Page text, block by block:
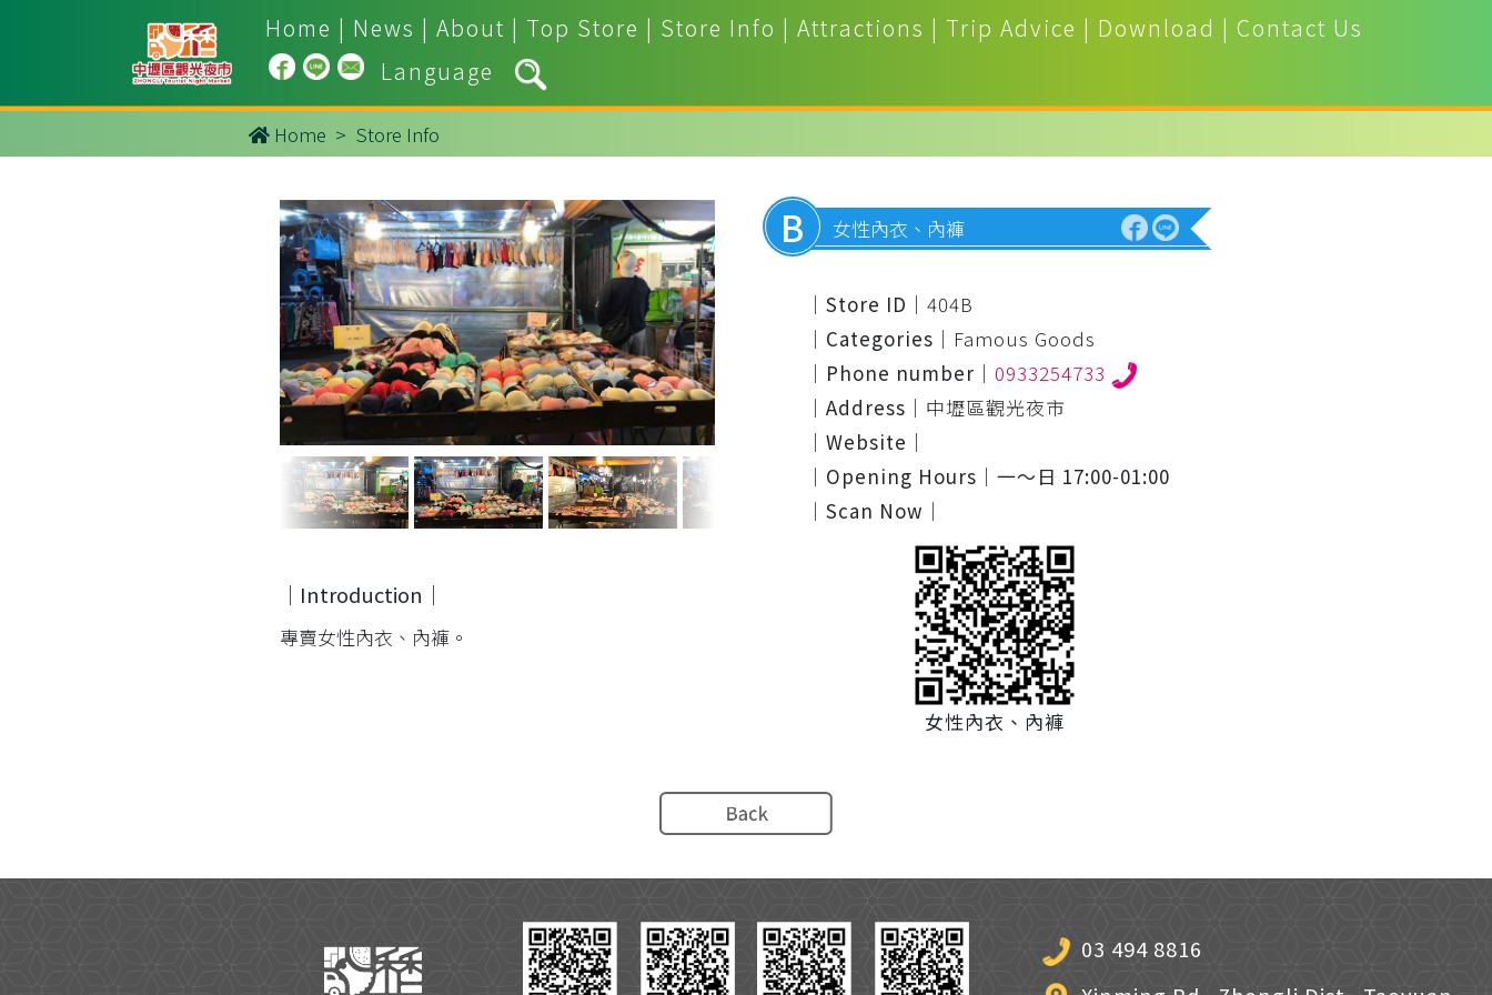
Home | News | About | Top Store | Store Info | Attractions | Trip Advice | Download | Contact Us
Language
Home > Store Info
｜Introduction｜
專賣女性內衣、內褲。
B 女性內衣、內褲
｜Store ID｜ 404B
｜Categories｜ Famous Goods
｜Phone number｜ 0933254733
｜Address｜ 中壢區觀光夜市
｜Website｜
｜Opening Hours｜ 一～日 17:00-01:00
｜Scan Now｜
女性內衣、內褲
03 494 8816